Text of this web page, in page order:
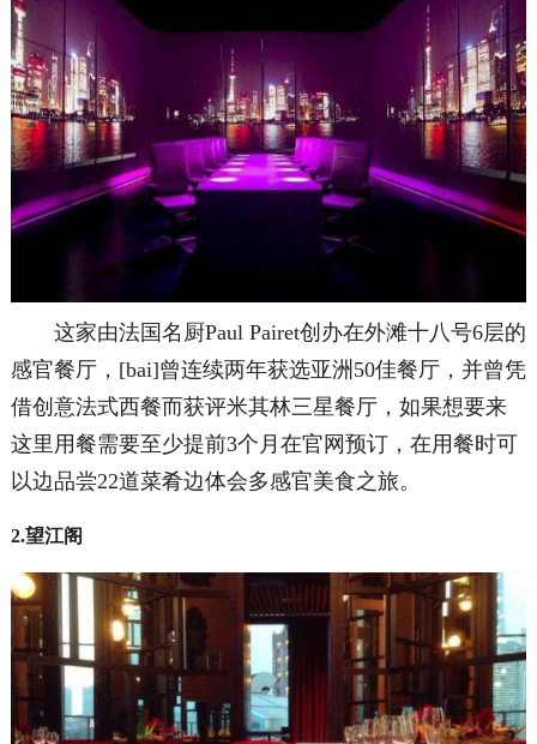
这家由法国名厨Paul Pairet创办在外滩十八号6层的
感官餐厅，[bai]曾连续两年获选亚洲50佳餐厅，并曾凭
借创意法式西餐而获评米其林三星餐厅，如果想要来
这里用餐需要至少提前3个月在官网预订，在用餐时可
以边品尝22道菜肴边体会多感官美食之旅。
2.望江阁